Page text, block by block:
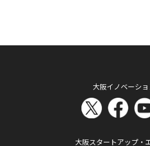
大阪イノベーシ
大阪スタートアップ・